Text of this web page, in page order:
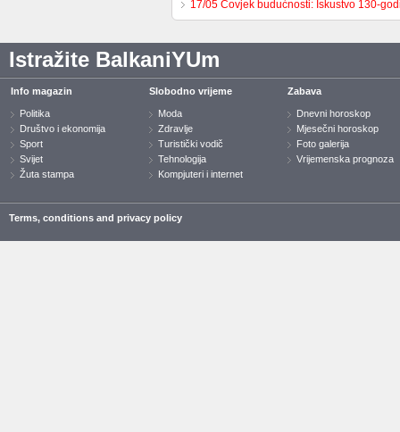
17/05 Čovjek budućnosti: Iskustvo 130-
Istražite BalkaniYUm
Info magazin
Politika
Društvo i ekonomija
Sport
Svijet
Žuta stampa
Slobodno vrijeme
Moda
Zdravlje
Turistički vodič
Tehnologija
Kompjuteri i internet
Zabava
Dnevni horoskop
Mjesečni horoskop
Foto galerija
Vrijemenska prognoza
Terms, conditions and privacy policy